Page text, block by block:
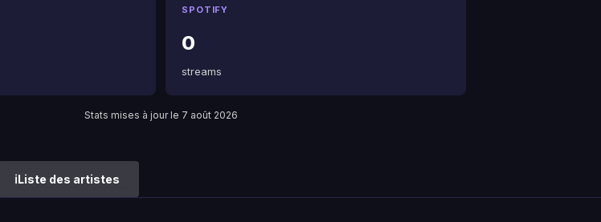
SPOTIFY
0
streams
Stats mises à jour le 7 août 2026
Liste des artistes